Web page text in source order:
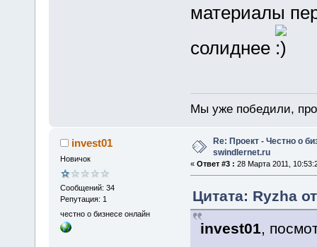
материалы
солиднее
Мы уже победили,
invest01
Новичок
Сообщений: 34
Репутация: 1
честно о бизнесе онлайн
Re: Проект - Честно о
swindlernet.ru
« Ответ #3 : 28 Марта 2011,
Цитата: Ryzha
invest01,